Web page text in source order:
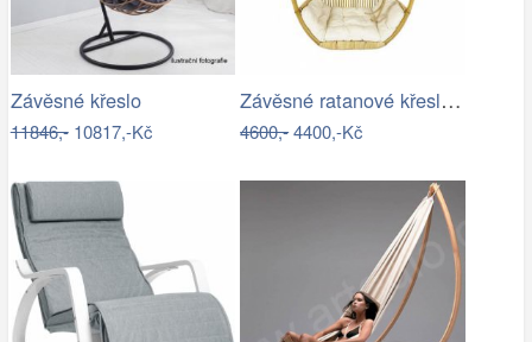
Závěsné křeslo
11846,-10817,-Kč
Závěsné ratanové křeslo GOLDIE - světlý…
4600,-4400,-Kč